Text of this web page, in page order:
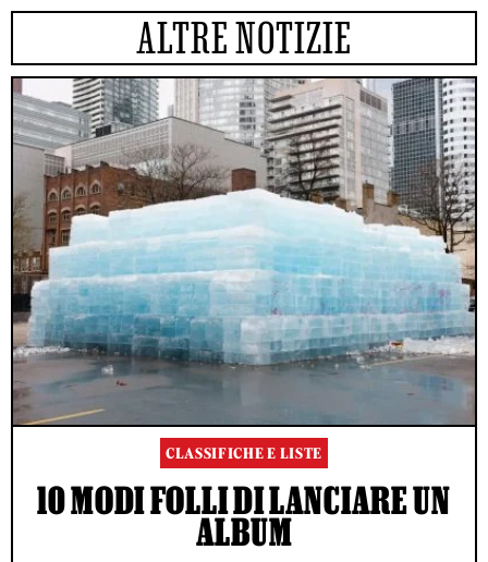
ALTRE NOTIZIE
CLASSIFICHE E LISTE
10 MODI FOLLI DI LANCIARE UN
ALBUM